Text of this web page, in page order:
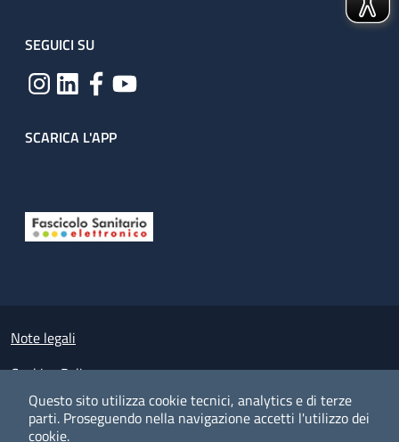
Questo sito utilizza cookie tecnici, analytics e di terze
parti. Proseguendo nella navigazione accetti l'utilizzo dei
cookie.
SEGUICI SU
SCARICA L'APP
Small prints
Note legali
Cookies Policy
Policy privacy e protezione del dato personale